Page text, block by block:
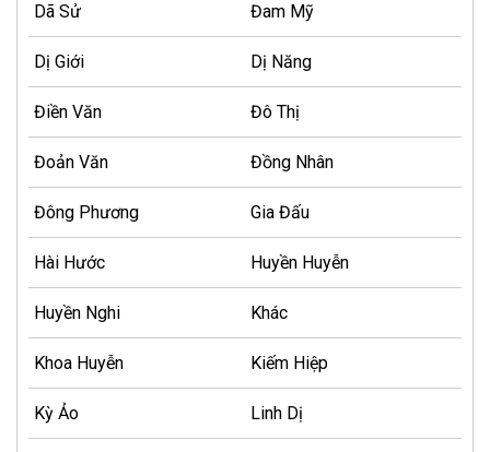
Dã Sử Đam Mỹ
Dị Giới Dị Năng
Điền Văn Đô Thị
Đoản Văn Đồng Nhân
Đông Phương Gia Đấu
Hài Hước Huyền Huyễn
Huyền Nghi Khác
Khoa Huyễn Kiếm Hiệp
Kỳ Ảo Linh Dị